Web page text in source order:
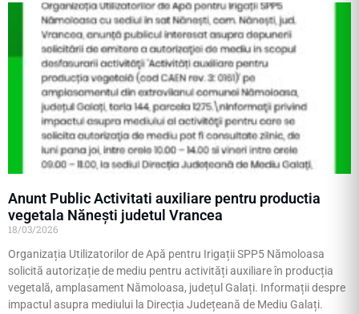
Anunt Public Activitati auxiliare pentru productia
vegetala Nănești judetul Vrancea
18/03/2026
Organizația Utilizatorilor de Apă pentru Irigații SPP5 Nămoloasa
solicită autorizație de mediu pentru activități auxiliare în producția
vegetală, amplasament Nămoloasa, județul Galați. Informații despre
impactul asupra mediului la Direcția Județeană de Mediu Galați.